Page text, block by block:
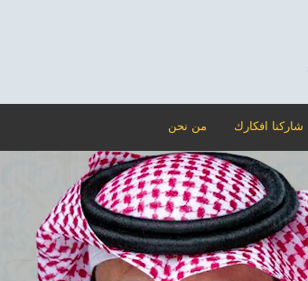
من نحن شاركنا افكارك